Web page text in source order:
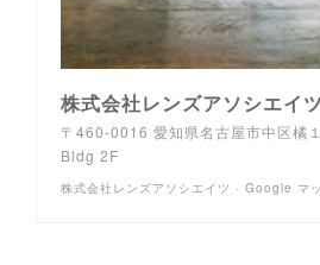
〒460-0016 愛知県名古屋市中区橘
Bldg 2F
株式会社レンズアソシエイツ · Google マ